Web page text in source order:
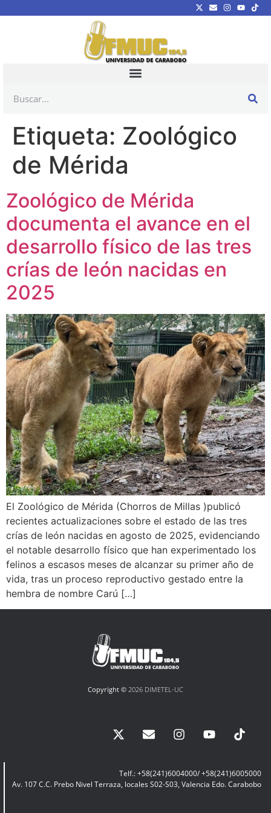
Etiqueta: Zoológico
de Mérida
Zoológico de Mérida
documenta el avance en el
desarrollo físico de las tres
crías de león nacidas en
2025
El Zoológico de Mérida (Chorros de Millas )publicó
recientes actualizaciones sobre el estado de las tres
crías de león nacidas en agosto de 2025, evidenciando
el notable desarrollo físico que han experimentado los
felinos a escasos meses de alcanzar su primer año de
vida, tras un proceso reproductivo gestado entre la
hembra de nombre Carú […]
Copyright © 2026 DIMETEL-UC
Telf.: +58(241)6004000/ +58(241)6005000
Av. 107 C.C. Prebo Nivel Terraza, locales S02-S03, Valencia Edo. Carabobo